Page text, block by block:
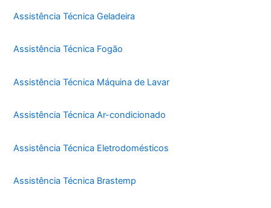
Assistência Técnica Geladeira
Assistência Técnica Fogão
Assistência Técnica Máquina de Lavar
Assistência Técnica Ar-condicionado
Assistência Técnica Eletrodomésticos
Assistência Técnica Brastemp